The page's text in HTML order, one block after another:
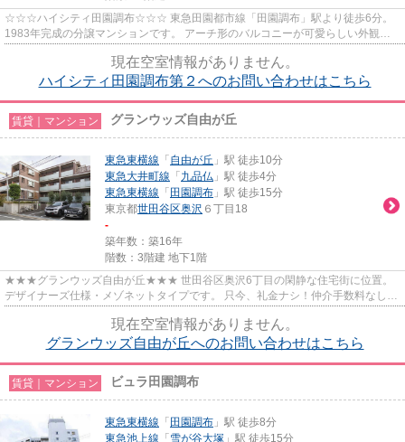
☆☆☆ハイシティ田園調布☆☆☆ 東急田園都市線「田園調布」駅より徒歩6分。
1983年完成の分譲マンションです。 アーチ形のバルコニーが可愛らしい外観。
現在空室情報がありません。
ハイシティ田園調布第２へのお問い合わせはこちら
賃貸｜マンション グランウッズ自由が丘
東急東横線 「 自由が丘 」駅 徒歩10分
東急大井町線 「 九品仏 」駅 徒歩4分
東急東横線 「 田園調布 」駅 徒歩15分
東京都世田谷区奥沢 ６丁目18
-
築年数：築16年
階数：3階建 地下1階
★★★グランウッズ自由が丘★★★ 世田谷区奥沢6丁目の閑静な住宅街に位置。
デザイナーズ仕様・メゾネットタイプです。 只今、礼金ナシ！仲介手数料なしで
現在空室情報がありません。
グランウッズ自由が丘へのお問い合わせはこちら
賃貸｜マンション ビュラ田園調布
東急東横線 「 田園調布 」駅 徒歩8分
東急池上線 「 雪が谷大塚 」駅 徒歩15分